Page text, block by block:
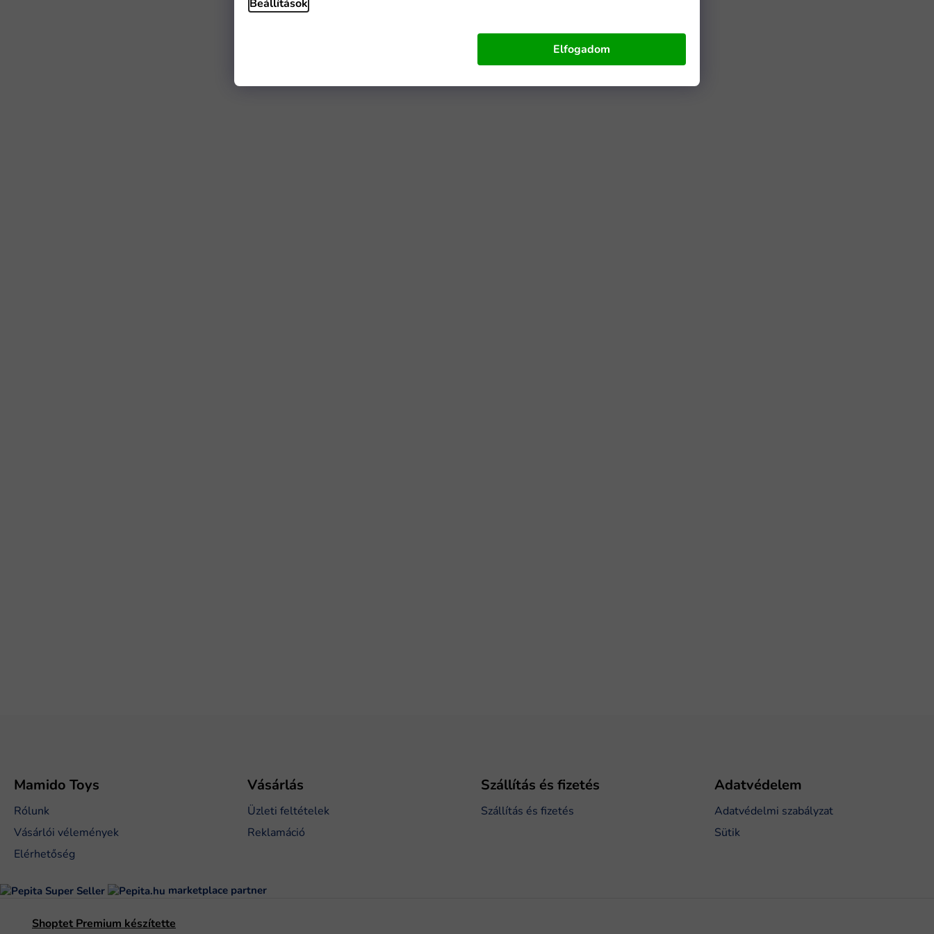
Beállítások
Elfogadom
Mamido Toys
Rólunk
Vásárlói vélemények
Elérhetőség
Vásárlás
Üzleti feltételek
Reklamáció
Szállítás és fizetés
Szállítás és fizetés
Adatvédelem
Adatvédelmi szabályzat
Sütik
marketplace partner
Shoptet Premium készítette